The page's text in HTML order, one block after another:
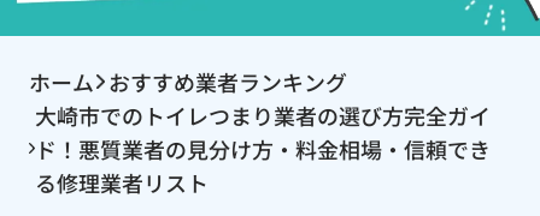
ホーム おすすめ業者ランキング
大崎市でのトイレつまり業者の選び方完全ガイ
ド！悪質業者の見分け方・料金相場・信頼でき
る修理業者リスト